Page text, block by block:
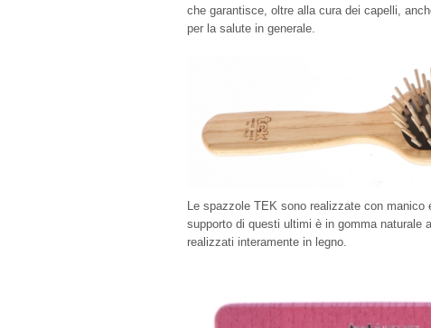
che garantisce, oltre alla cura dei capelli,
per la salute in generale.
Le spazzole TEK sono realizzate con manico
supporto di questi ultimi è in gomma naturale
realizzati interamente in legno.